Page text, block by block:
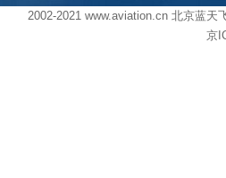
2002-2021 www.aviation.cn 北京蓝天
京